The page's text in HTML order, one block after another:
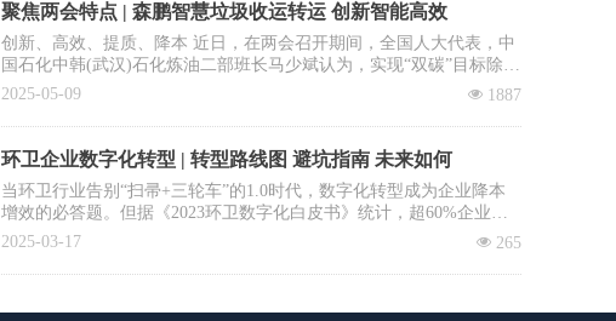
聚焦两会特点 | 森鹏智慧垃圾收运转运 创新智能高效
创新、高效、提质、降本 近日，在两会召开期间，全国人大代表，中
国石化中韩(武汉)石化炼油二部班长马少斌认为，实现“双碳”目标除了
需要企业进行转型升级和科技创新外，全民参与也必不可少，并就此
士、清华大学教授李景虹则建议政府鼓励回收企业与环卫系统合作，
降低前端收集运营成本。
넶 1887
2025-05-09
环卫企业数字化转型 | 转型路线图 避坑指南 未来如何
当环卫行业告别“扫帚+三轮车”的1.0时代，数字化转型成为企业降本
增效的必答题。但据《2023环卫数字化白皮书》统计，超60%企业投
入百万却未见实效：数据失真、系统闲置、员工抵触……如何避免重
你打赢这场“数字环卫攻坚战”。
넶 265
2025-03-17